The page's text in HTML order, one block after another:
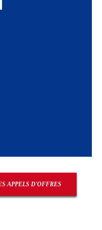
APPELS D'OFFRES